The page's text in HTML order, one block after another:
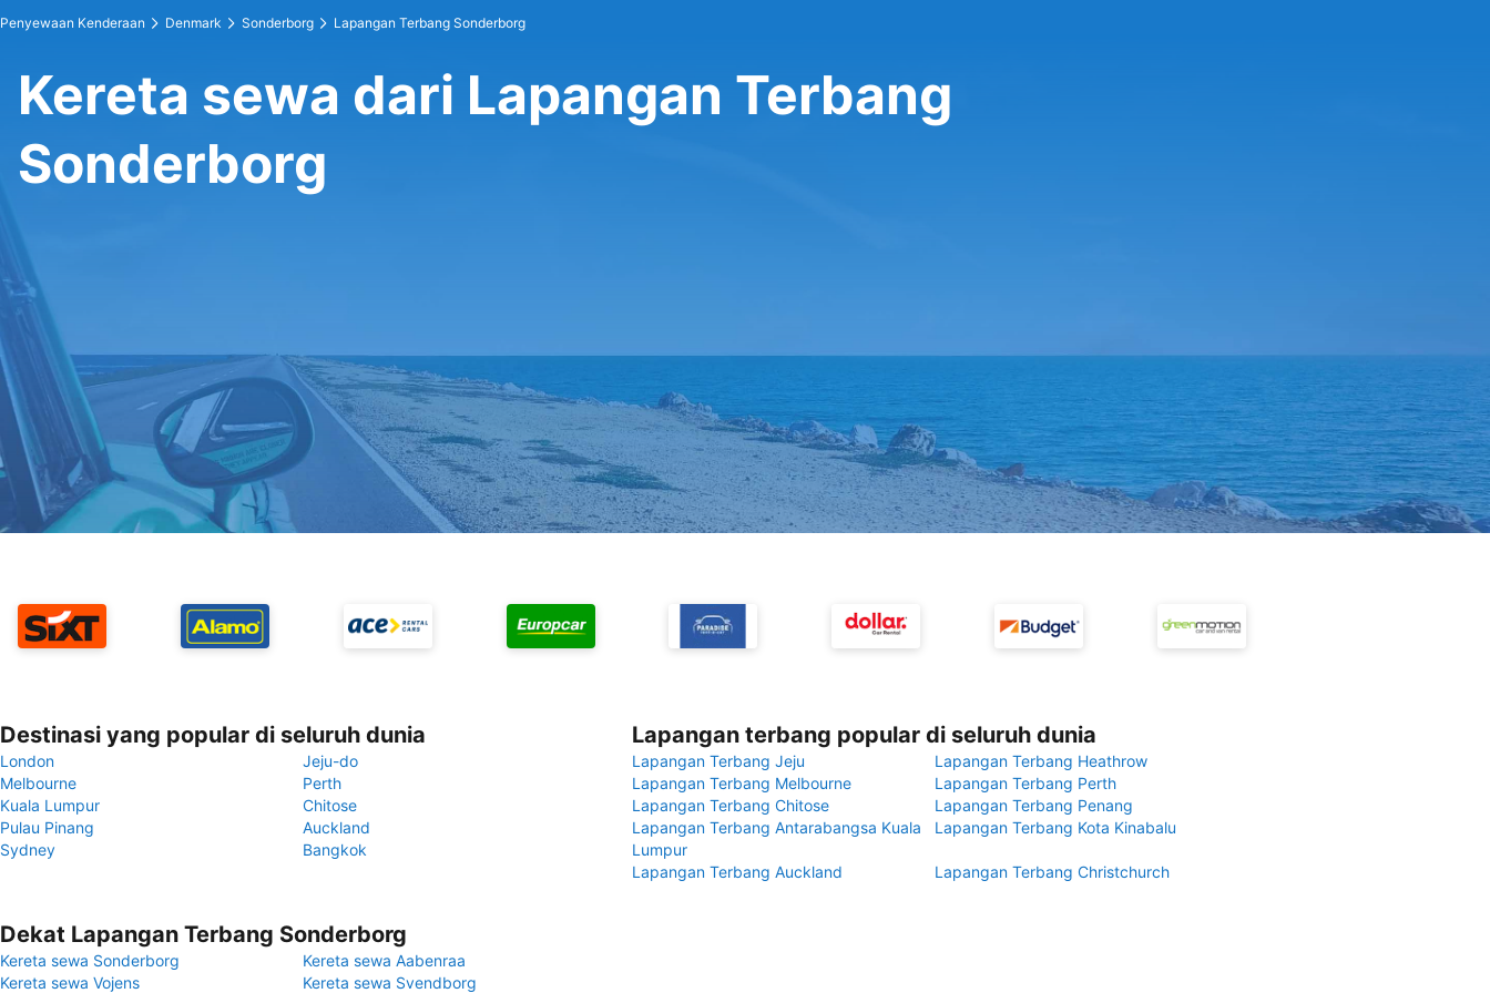
Penyewaan Kenderaan Denmark Sonderborg Lapangan Terbang Sonderborg
Kereta sewa dari Lapangan Terbang
Sonderborg
Destinasi yang popular di seluruh dunia
London
Jeju-do
Melbourne
Perth
Kuala Lumpur
Chitose
Pulau Pinang
Auckland
Sydney
Bangkok
Lapangan terbang popular di seluruh dunia
Lapangan Terbang Jeju
Lapangan Terbang Heathrow
Lapangan Terbang Melbourne
Lapangan Terbang Perth
Lapangan Terbang Chitose
Lapangan Terbang Penang
Lapangan Terbang Antarabangsa Kuala
Lumpur
Lapangan Terbang Kota Kinabalu
Lapangan Terbang Auckland Lapangan Terbang Christchurch
Dekat Lapangan Terbang Sonderborg
Kereta sewa Sonderborg
Kereta sewa Aabenraa
Kereta sewa Vojens
Kereta sewa Svendborg